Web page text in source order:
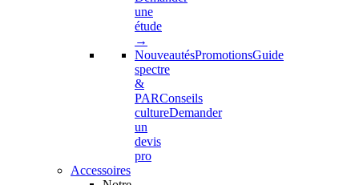
une
étude
→
NouveautésPromotionsGuide
spectre
&
PARConseils
cultureDemander
un
devis
pro
Accessoires